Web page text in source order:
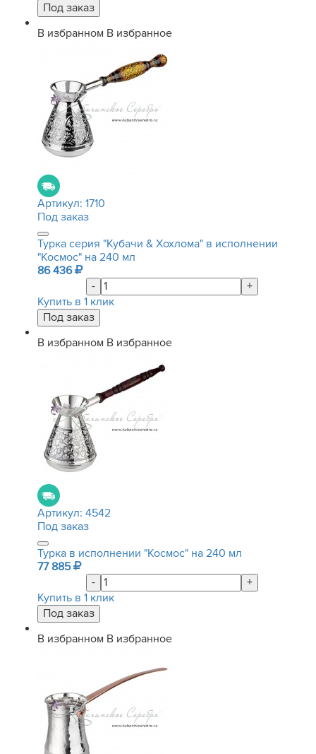
В избранном В избранное
Артикул: 1710
Под заказ
Турка серия "Кубачи & Хохлома" в исполнении
"Космос" на 240 мл
86 436
-
+
Купить в 1 клик
В избранном В избранное
Артикул: 4542
Под заказ
Турка в исполнении "Космос" на 240 мл
77 885
-
+
Купить в 1 клик
В избранном В избранное